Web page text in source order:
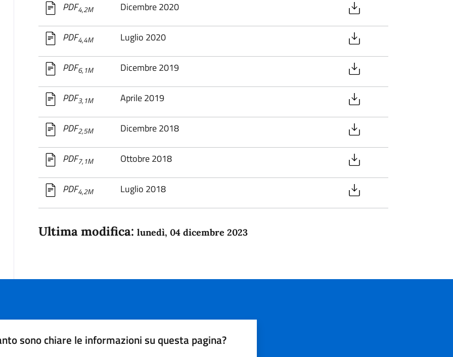
PDF4,2M Dicembre 2020
PDF4,4M Luglio 2020
PDF6,1M Dicembre 2019
PDF3,1M Aprile 2019
PDF2,5M Dicembre 2018
PDF7,1M Ottobre 2018
PDF4,2M Luglio 2018
Ultima modifica: lunedì, 04 dicembre 2023
sono chiare le informazioni su questa pagina?